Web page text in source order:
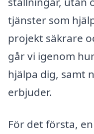
tjänster som
projekt säkrare
går vi igenom
hjälpa dig, samt
erbjuder.
För det första,